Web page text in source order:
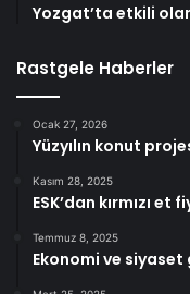
Yozgat’ta etkili
Rastgele Haberler
Ocak 27, 2026
Yüzyılın konut
Kasım 28, 2025
ESK’dan kırmızı
Temmuz 8, 2025
Ekonomi ve siyaset